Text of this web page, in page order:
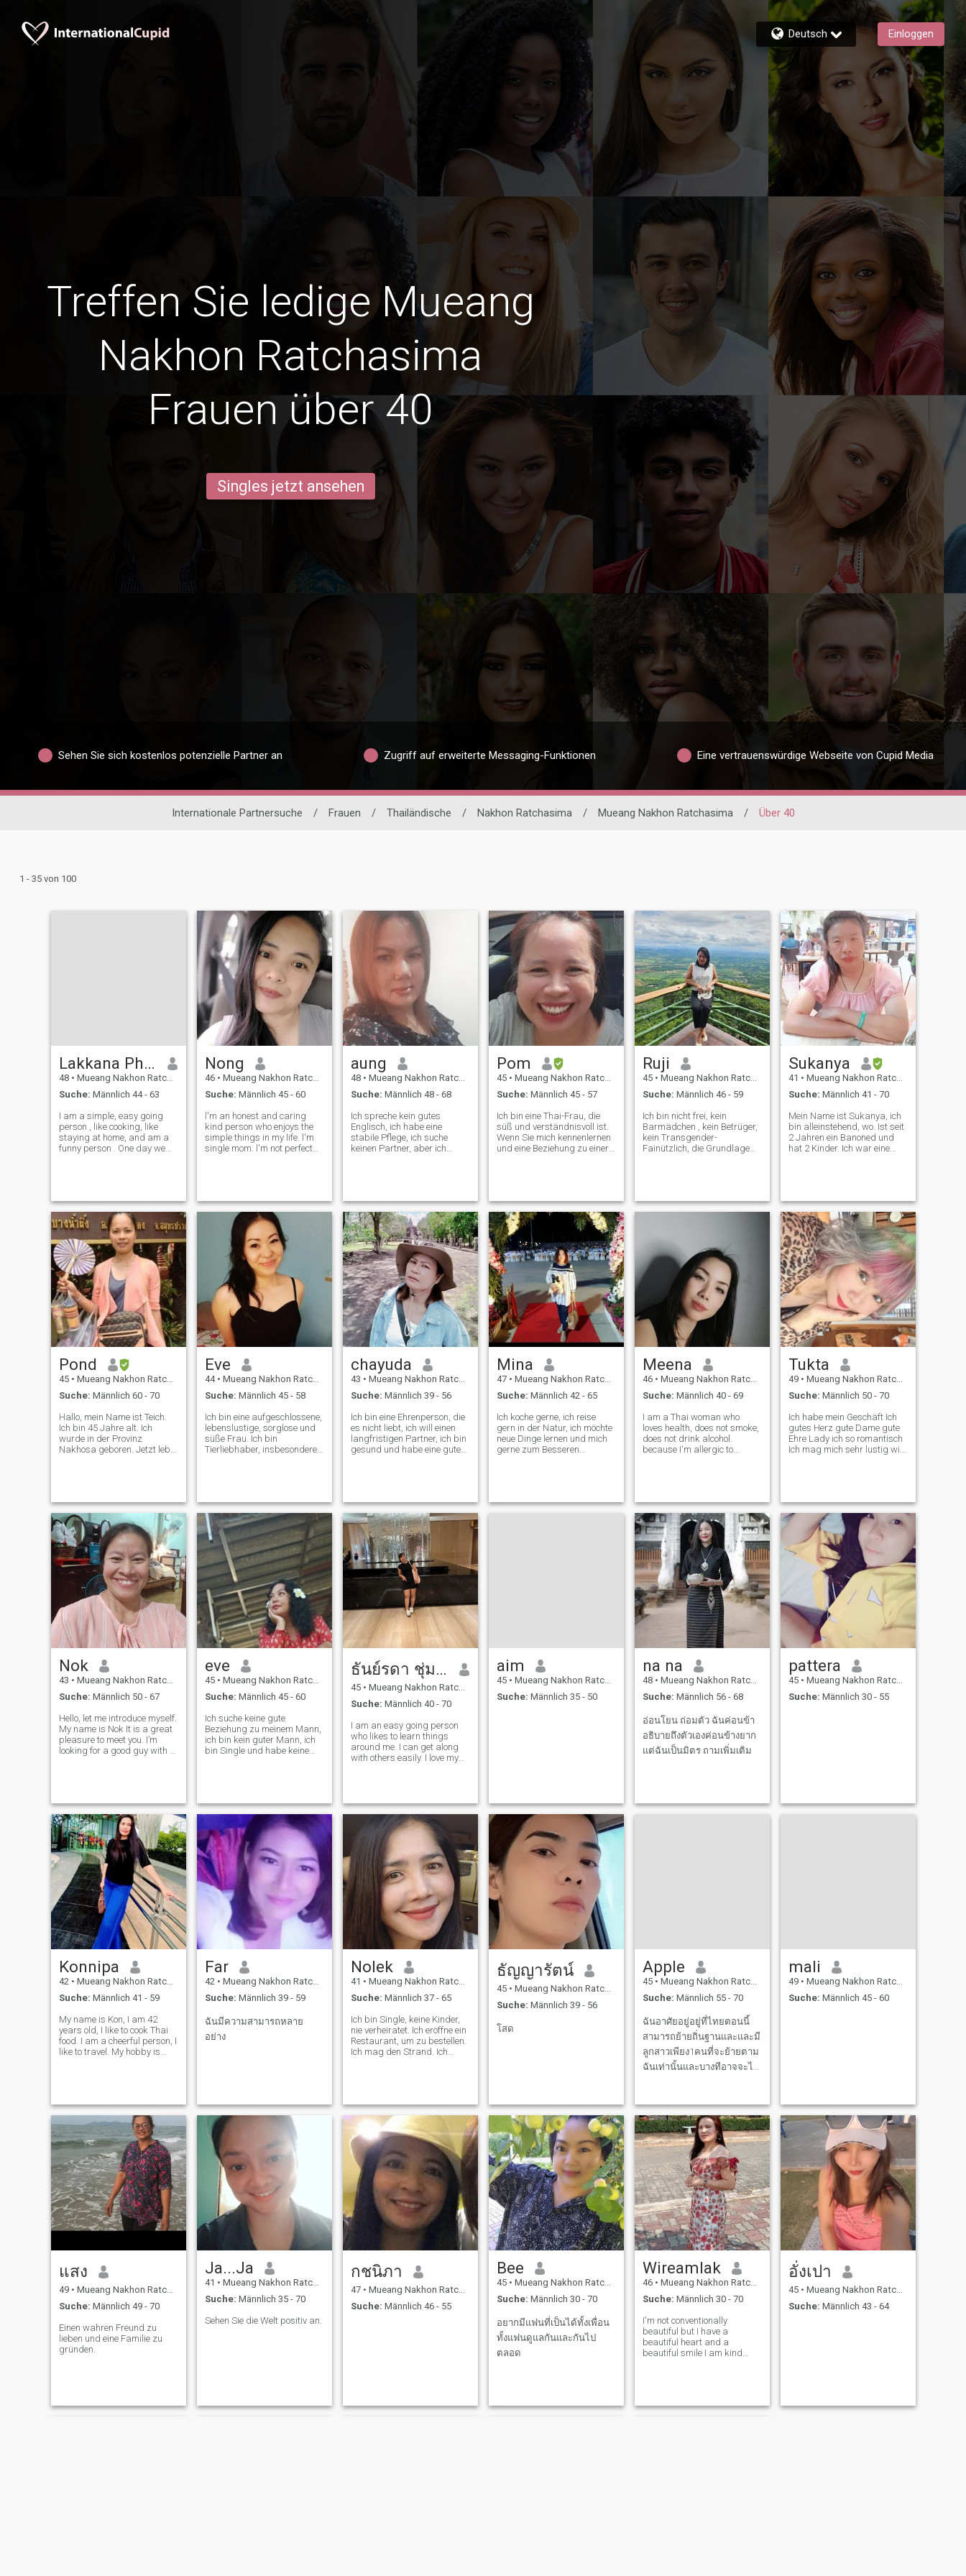
Deutsch Einloggen
Treffen Sie ledige Mueang
Nakhon Ratchasima
Frauen über 40
Singles jetzt ansehen
Sehen Sie sich kostenlos potenzielle Partner an Zugriff auf erweiterte Messaging-Funktionen Eine vertrauenswürdige Webseite von Cupid Media
Internationale Partnersuche / Frauen / Thailändische / Nakhon Ratchasima / Mueang Nakhon Ratchasima / Über 40
1 - 35 von 100
Lakkana Phoklang
48 • Mueang Nakhon Ratchasima, Nakhon Ratchasima, Thailand
Suche: Männlich 44 - 63
I am a simple, easy going
person , like cooking, like
staying at home, and am a
funny person . One day we
sleepy, or the food is
Nong
46 • Mueang Nakhon Ratchasima, Nakhon Ratchasima, Thailand
Suche: Männlich 45 - 60
l'm an honest and caring
kind person who enjoys the
simple things in my life. l'm
single mom. l'm not perfect
northeasttern part of
Thailand
aung
48 • Mueang Nakhon Ratchasima, Nakhon Ratchasima, Thailand
Suche: Männlich 48 - 68
Ich spreche kein gutes
Englisch, ich habe eine
stabile Pflege, ich suche
keinen Partner, aber ich
Ländern, in denen ich noch
nicht war.
Pom
45 • Mueang Nakhon Ratchasima, Nakhon Ratchasima, Thailand
Suche: Männlich 45 - 57
Ich bin eine Thai-Frau, die
süß und verständnisvoll ist.
Wenn Sie mich kennenlernen
und eine Beziehung zu einer
ist. Bitte kontaktieren Sie uns.
Ruji
45 • Mueang Nakhon Ratchasima, Nakhon Ratchasima, Thailand
Suche: Männlich 46 - 59
Ich bin nicht frei, kein
Barmädchen , kein Betrüger,
kein Transgender-
Fainützlich, die Grundlage
Frau suchst, die dich jeden
Tag zum Lachen und
Sukanya
41 • Mueang Nakhon Ratchasima, Nakhon Ratchasima, Thailand
Suche: Männlich 41 - 70
Mein Name ist Sukanya, ich
bin alleinstehend, wo. Ist seit
2 Jahren ein Banoned und
hat 2 Kinder. Ich war eine
ein erholsamer Mensch zu
sein.
Pond
45 • Mueang Nakhon Ratchasima, Nakhon Ratchasima, Thailand
Suche: Männlich 60 - 70
Hallo, mein Name ist Teich.
Ich bin 45 Jahre alt. Ich
wurde in der Provinz
Nakhosa geboren. Jetzt lebe
Jahre alt. Ich lebe mit meinen
Agenten und meinem Sohn.
Ich öffne einen kleinen Laden
immer bei mir zu Hause.
Meine Parks sind Fotos.
Über meine persönlichen, Ich
bin immer optimal, faire,
Luft, locker, und gute-temp. In
meiner Freizeit, Ich bin in der
Regel zu Fuß meinen Hund.
Eve
44 • Mueang Nakhon Ratchasima, Nakhon Ratchasima, Thailand
Suche: Männlich 45 - 58
Ich bin eine aufgeschlossene,
lebenslustige, sorglose und
süße Frau. Ich bin
Tierliebhaber, insbesondere
freundlich und ehrlich ist.
chayuda
43 • Mueang Nakhon Ratchasima, Nakhon Ratchasima, Thailand
Suche: Männlich 39 - 56
Ich bin eine Ehrenperson, die
es nicht liebt, ich will einen
langfristigen Partner, ich bin
gesund und habe eine gute
ist.es gibt nur einige von uns.
Ich will mit dir leben, wenn es
einen Job für mich gibt und
die Kinder ein gutes Leben
haben.
Mina
47 • Mueang Nakhon Ratchasima, Nakhon Ratchasima, Thailand
Suche: Männlich 42 - 65
Ich koche gerne, ich reise
gern in der Natur, ich möchte
neue Dinge lernen und mich
gerne zum Besseren
aufrichtiger Mensch.
Meena
46 • Mueang Nakhon Ratchasima, Nakhon Ratchasima, Thailand
Suche: Männlich 40 - 69
I am a Thai woman who
loves health, does not smoke,
does not drink alcohol.
because I'm allergic to
when they are together. exerci
Tukta
49 • Mueang Nakhon Ratchasima, Nakhon Ratchasima, Thailand
Suche: Männlich 50 - 70
Ich habe mein Geschäft Ich
gutes Herz gute Dame gute
Ehre Lady ich so romantisch
Ich mag mich sehr lustig wie
zusammen für Look Laden
für romantische Licht eine
Kerze alles zusammen Ich
mag keinen Lebenspartner.
Ich kümmere mich nicht um
🤷, wenn er hübsch oder
hässlich ist. Reich oder Arm.
Ich weiß nicht, wie ich das
machen soll. Ich kümmere
mich nicht um dich. Ich
kümmere mich nicht um dich.
Ich kümmere mich nicht um
dich. Ich kümmere mich nicht
um dich. Ich will nicht wissen,
ich will nicht lieben ❤ ️ oder
Spaß, ich will eine echte
Herzbeziehung, die mit
wahrer Liebe ❤ ️ schlägt und
Nok
43 • Mueang Nakhon Ratchasima, Nakhon Ratchasima, Thailand
Suche: Männlich 50 - 67
Hello, let me introduce myself.
My name is Nok It is a great
pleasure to meet you. I’m
looking for a good guy with a
I’m looking f
eve
45 • Mueang Nakhon Ratchasima, Nakhon Ratchasima, Thailand
Suche: Männlich 45 - 60
Ich suche keine gute
Beziehung zu meinem Mann,
ich bin kein guter Mann, ich
bin Single und habe keine
spiele gerne im Wasser.
Beim Klettern, aber ich
bewundere gerne na.
ธันย์รดา ชุ่มโคกสูง
45 • Mueang Nakhon Ratchasima, Nakhon Ratchasima, Thailand
Suche: Männlich 40 - 70
I am an easy going person
who likes to learn things
around me. I can get along
with others easily. I love my
aim
45 • Mueang Nakhon Ratchasima, Nakhon Ratchasima, Thailand
Suche: Männlich 35 - 50
na na
48 • Mueang Nakhon Ratchasima, Nakhon Ratchasima, Thailand
Suche: Männlich 56 - 68
อ่อนโยน ถ่อมตัว ฉันค่อนข้า
อธิบายถึงตัวเองค่อนข้างยาก
แต่ฉันเป็นมิตร ถามเพิ่มเติม
pattera
45 • Mueang Nakhon Ratchasima, Nakhon Ratchasima, Thailand
Suche: Männlich 30 - 55
Konnipa
42 • Mueang Nakhon Ratchasima, Nakhon Ratchasima, Thailand
Suche: Männlich 41 - 59
My name is Kon, I am 42
years old, I like to cook Thai
food. I am a cheerful person, I
like to travel. My hobby is
Far
42 • Mueang Nakhon Ratchasima, Nakhon Ratchasima, Thailand
Suche: Männlich 39 - 59
ฉันมีความสามารถหลาย
อย่าง
Nolek
41 • Mueang Nakhon Ratchasima, Nakhon Ratchasima, Thailand
Suche: Männlich 37 - 65
Ich bin Single, keine Kinder,
nie verheiratet. Ich eröffne ein
Restaurant, um zu bestellen.
Ich mag den Strand. Ich
ธัญญารัตน์
45 • Mueang Nakhon Ratchasima, Nakhon Ratchasima, Thailand
Suche: Männlich 39 - 56
โสด
Apple
45 • Mueang Nakhon Ratchasima, Nakhon Ratchasima, Thailand
Suche: Männlich 55 - 70
ฉันอาศัยอยู่อยู่ที่ไทยตอนนี้
สามารถย้ายถิ่นฐานและและมี
ลูกสาวเพียง1คนที่จะย้ายตาม
ฉันเท่านั้นและบางทีอาจจะไม่
ปลูกดอกไม้
mali
49 • Mueang Nakhon Ratchasima, Nakhon Ratchasima, Thailand
Suche: Männlich 45 - 60
แสง
49 • Mueang Nakhon Ratchasima, Nakhon Ratchasima, Thailand
Suche: Männlich 49 - 70
Einen wahren Freund zu
lieben und eine Familie zu
gründen.
Ja...Ja
41 • Mueang Nakhon Ratchasima, Nakhon Ratchasima, Thailand
Suche: Männlich 35 - 70
Sehen Sie die Welt positiv an.
กชนิภา
47 • Mueang Nakhon Ratchasima, Nakhon Ratchasima, Thailand
Suche: Männlich 46 - 55
Bee
45 • Mueang Nakhon Ratchasima, Nakhon Ratchasima, Thailand
Suche: Männlich 30 - 70
อยากมีแฟนที่เป็นได้ทั้งเพื่อน
ทั้งแฟนดูแลกันและกันไป
ตลอด
Wireamlak
46 • Mueang Nakhon Ratchasima, Nakhon Ratchasima, Thailand
Suche: Männlich 30 - 70
I'm not conventionally
beautiful but I have a
beautiful heart and a
beautiful smile I am kind
honest and confiden in
อั่งเปา
45 • Mueang Nakhon Ratchasima, Nakhon Ratchasima, Thailand
Suche: Männlich 43 - 64